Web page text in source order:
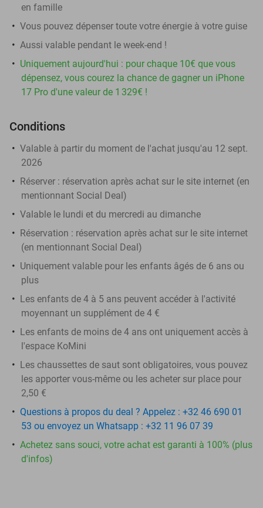
en famille
Vous pouvez dépenser toute votre énergie à votre guise
Aussi valable pendant le week-end !
Uniquement aujourd'hui : pour chaque 10€ que vous
dépensez, vous courez la chance de gagner un iPhone
17 Pro d'une valeur de 1 329€ !
Conditions
Valable à partir du moment de l'achat jusqu'au 12 sept.
2026
Réserver : réservation après achat sur le site internet (en
mentionnant Social Deal)
Valable le lundi et du mercredi au dimanche
Réservation : réservation après achat sur le site internet
(en mentionnant Social Deal)
Uniquement valable pour les enfants âgés de 6 ans ou
plus
Les enfants de 4 à 5 ans peuvent accéder à l'activité
moyennant un supplément de 4 €
Les enfants de moins de 4 ans ont uniquement accès à
l'espace KoMini
Les chaussettes de saut sont obligatoires, vous pouvez
les apporter vous-même ou les acheter sur place pour
2,50 €
Questions à propos du deal ? Appelez : +32 46 690 01
53 ou envoyez un Whatsapp : +32 11 96 07 39
Achetez sans souci, votre achat est garanti à 100% (plus
d'infos)